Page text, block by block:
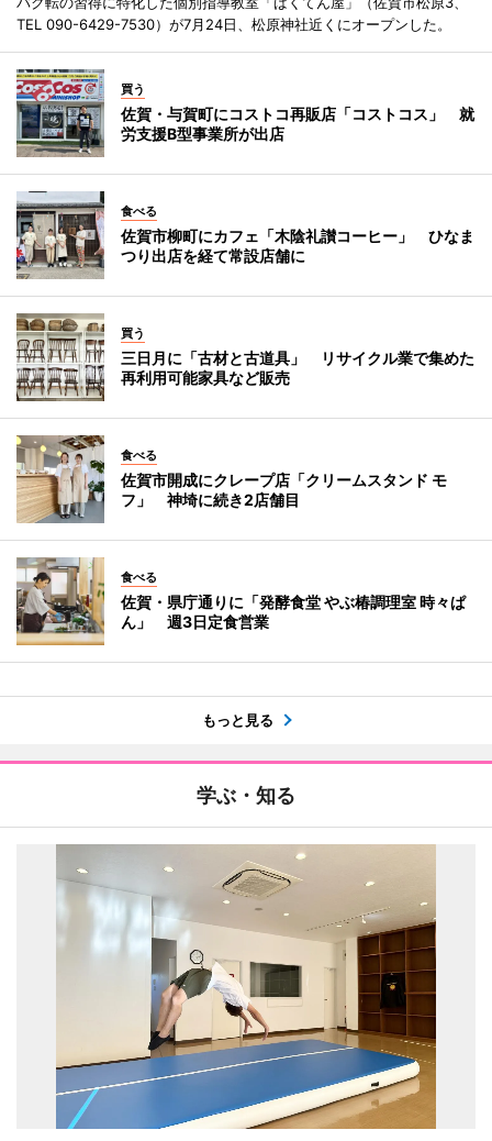
TEL 090-6429-7530）が7月24日、松原神社近くにオープンした。
買う
佐賀・与賀町にコストコ再販店「コストコス」 就
労支援B型事業所が出店
食べる
佐賀市柳町にカフェ「木陰礼讃コーヒー」 ひなま
つり出店を経て常設店舗に
買う
三日月に「古材と古道具」 リサイクル業で集めた
再利用可能家具など販売
食べる
佐賀市開成にクレープ店「クリームスタンド モ
フ」 神埼に続き2店舗目
食べる
佐賀・県庁通りに「発酵食堂 やぶ椿調理室 時々ぱ
ん」 週3日定食営業
もっと見る
学ぶ・知る